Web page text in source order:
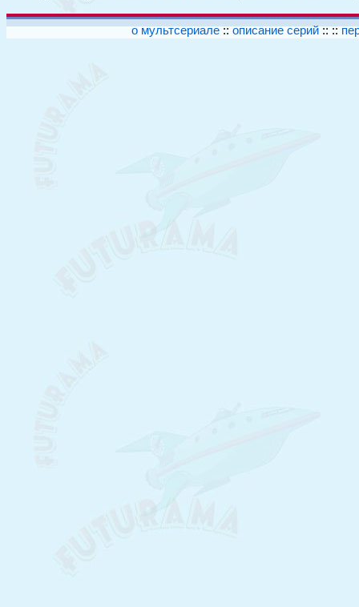
о мультсериале::описание серий:: ::